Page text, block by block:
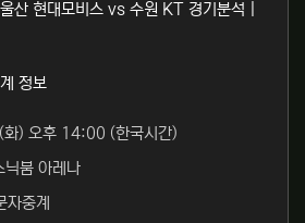
현대모비스 vs 수원 KT 경기분석 |
정보
) 오후 14:00 (한국시간)
붐 아레나
중계